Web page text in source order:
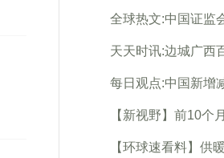
全球热文:中国证监
天天时讯:边城广西
每日观点:中国新增
【新视野】前10个
【环球速看料】供